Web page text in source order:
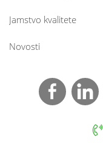
Jamstvo kvalitete
Novosti